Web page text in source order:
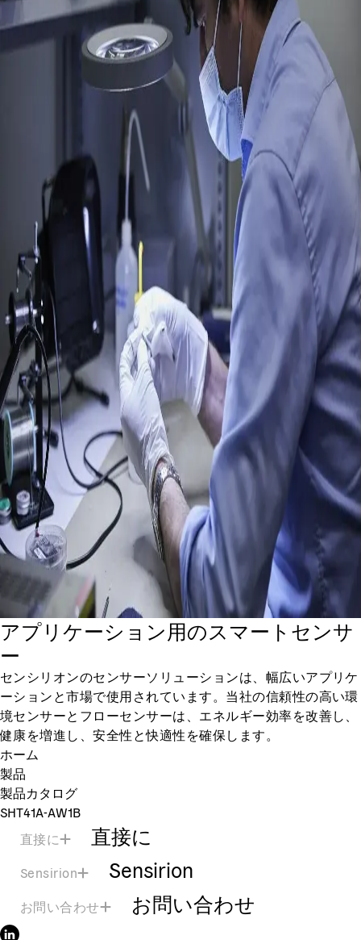
アプリケーション用のスマートセンサ
ー
センシリオンのセンサーソリューションは、幅広いアプリケ
ーションと市場で使用されています。当社の信頼性の高い環
境センサーとフローセンサーは、エネルギー効率を改善し、
健康を増進し、安全性と快適性を確保します。
ホーム
製品
製品カタログ
SHT41A-AW1B
直接に
直接に
Sensirion Sensirion
お問い合わせ お問い合わせ